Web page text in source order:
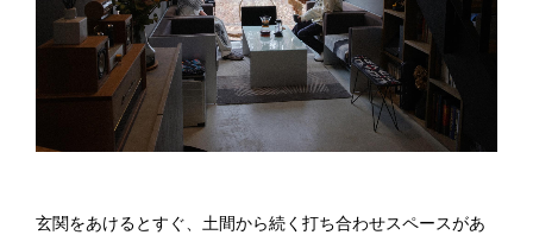
玄関をあけるとすぐ、土間から続く打ち合わせスペースがあ